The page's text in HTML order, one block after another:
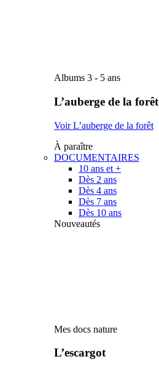
Albums 3 - 5 ans
L’auberge de la forêt
Voir L’auberge de la forêt
À paraître
DOCUMENTAIRES
10 ans et +
Dès 2 ans
Dès 4 ans
Dès 7 ans
Dès 10 ans
Nouveautés
Mes docs nature
L’escargot